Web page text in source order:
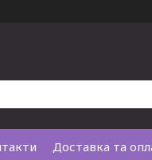
Доставка та